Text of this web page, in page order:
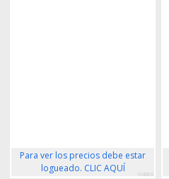
Para ver los precios debe estar
logueado. CLIC AQUÍ
104906